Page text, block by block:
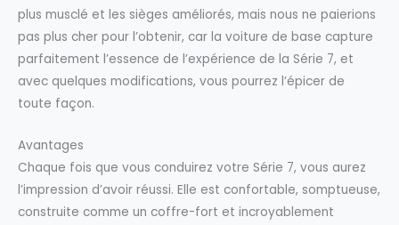
plus musclé et les sièges améliorés, mais nous ne paierions
pas plus cher pour l’obtenir, car la voiture de base capture
parfaitement l’essence de l’expérience de la Série 7, et
avec quelques modifications, vous pourrez l’épicer de
toute façon.
Avantages
Chaque fois que vous conduirez votre Série 7, vous aurez
l’impression d’avoir réussi. Elle est confortable, somptueuse,
construite comme un coffre-fort et incroyablement